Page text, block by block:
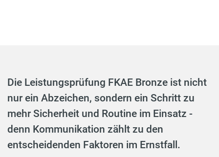
Die Leistungsprüfung FKAE Bronze ist nicht
nur ein Abzeichen, sondern ein Schritt zu
mehr Sicherheit und Routine im Einsatz -
denn Kommunikation zählt zu den
entscheidenden Faktoren im Ernstfall.